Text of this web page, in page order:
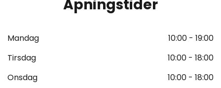
Åpningstider
Mandag
10:00 - 19:00
Tirsdag
10:00 - 18:00
Onsdag
10:00 - 18:00